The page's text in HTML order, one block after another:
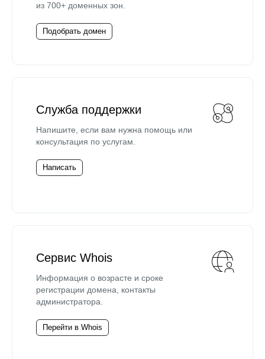
из 700+ доменных зон.
Подобрать домен
Служба поддержки
Напишите, если вам нужна помощь или
консультация по услугам.
Написать
Сервис Whois
Информация о возрасте и сроке
регистрации домена, контакты
администратора.
Перейти в Whois